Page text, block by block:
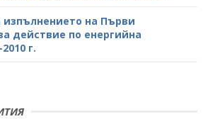
на Първи
действие по енергийна
г.